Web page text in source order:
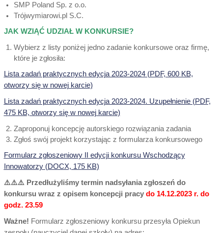
SMP Poland Sp. z o.o.
Trójwymiarowi.pl S.C.
JAK WZIĄĆ UDZIAŁ W KONKURSIE?
Wybierz z listy poniżej jedno zadanie konkursowe oraz firmę,
które je zgłosiła:
Lista zadań praktycznych edycja 2023-2024 (PDF, 600 KB,
otworzy się w nowej karcie)
Lista zadań praktycznych edycja 2023-2024. Uzupełnienie (PDF,
475 KB, otworzy się w nowej karcie)
Zaproponuj koncepcję autorskiego rozwiązania zadania
Zgłoś swój projekt korzystając z formularza konkursowego
Formularz zgłoszeniowy II edycji konkursu Wschodzący
Innowatorzy (DOCX, 175 KB)
⚠️⚠️⚠️ Przedłużyliśmy termin nadsyłania zgłoszeń do
konkursu wraz z opisem koncepcji pracy do 14.12.2023 r. do
godz. 23.59
Ważne! Formularz zgłoszeniowy konkursu przesyła Opiekun